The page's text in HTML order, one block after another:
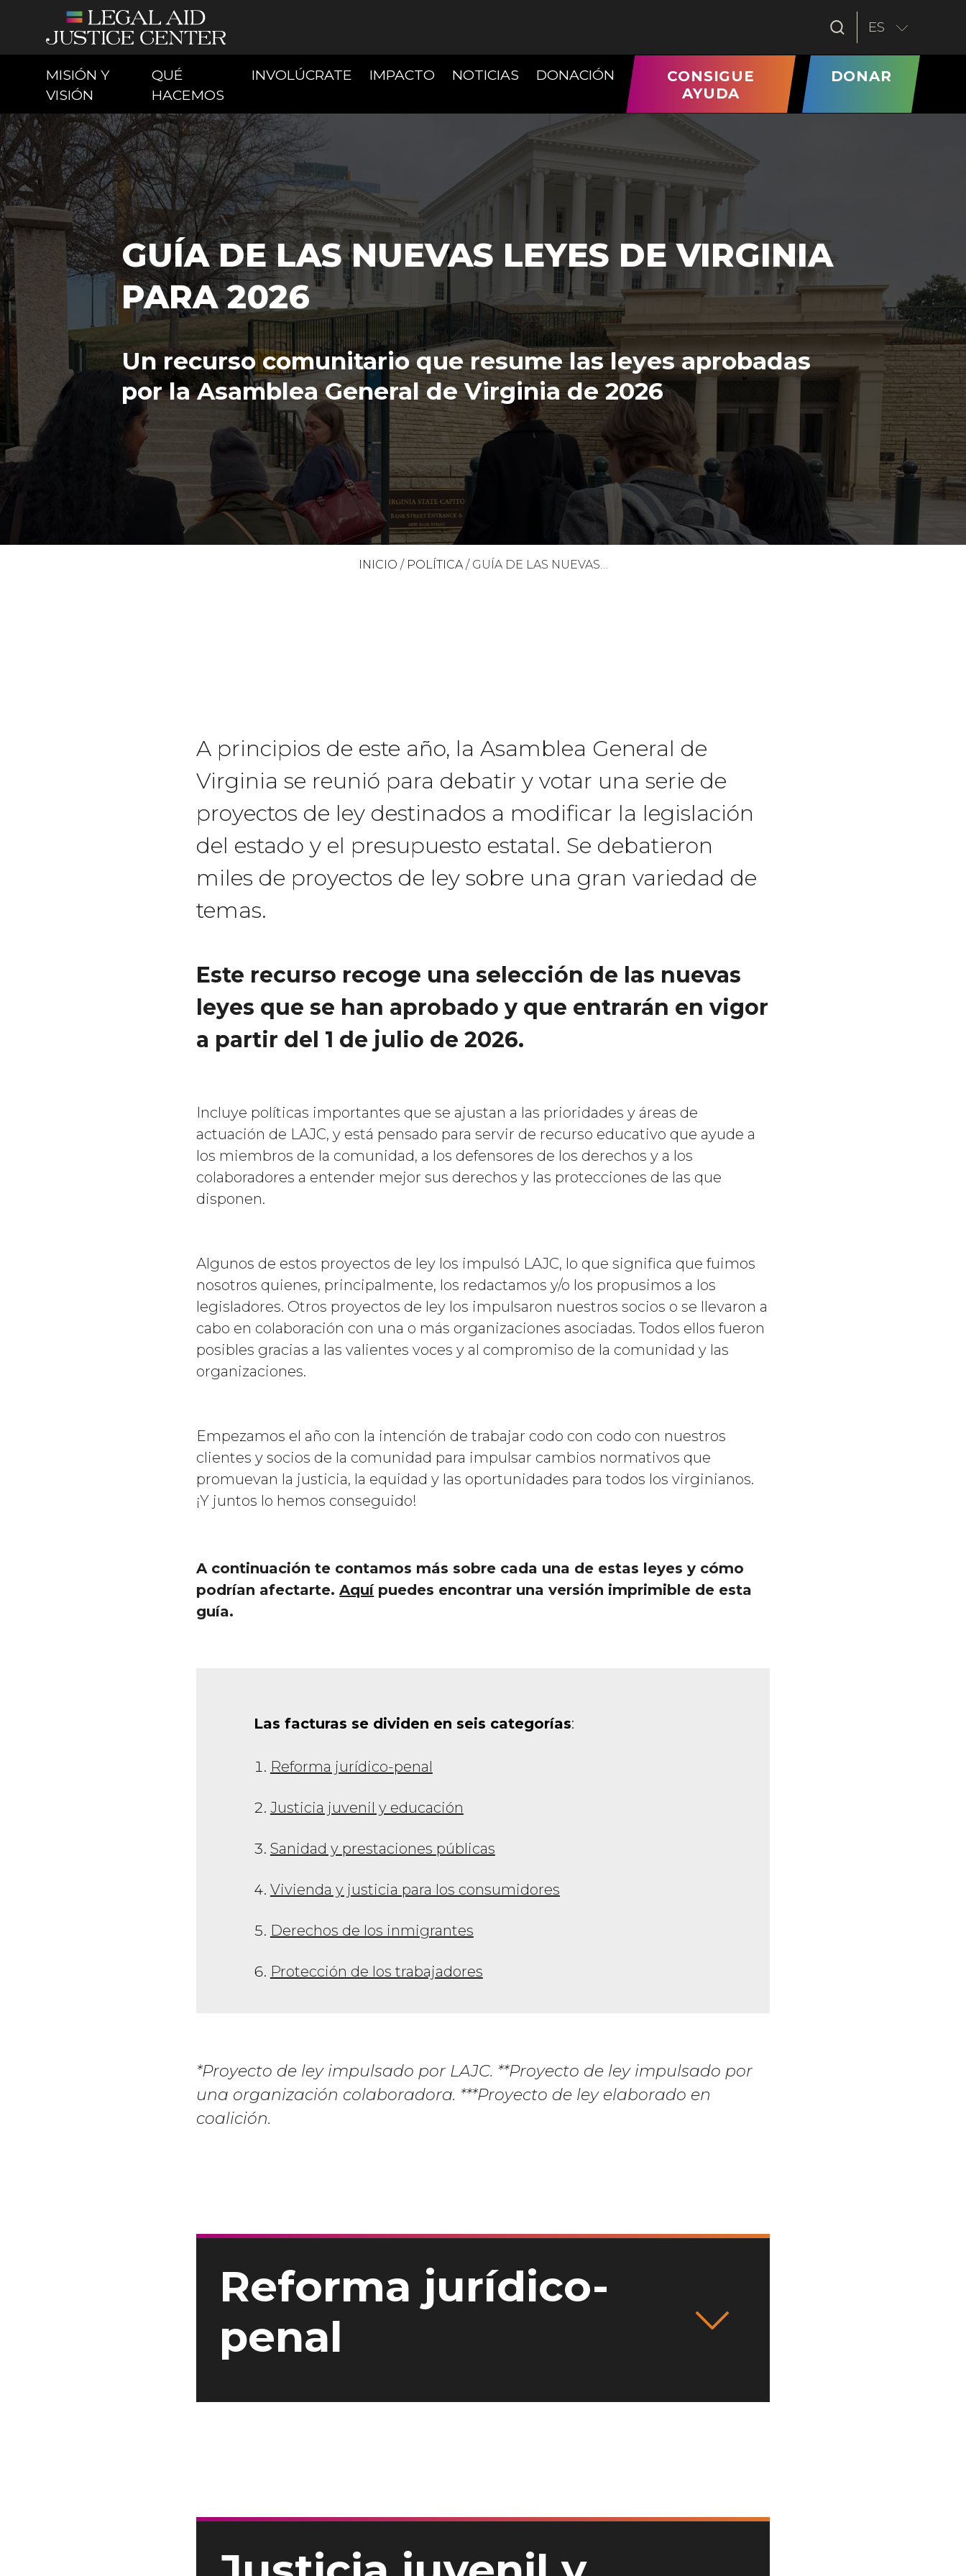
ES
MISIÓN Y
VISIÓN (CURRENT)
QUÉ
HACEMOS(CURRENT)
INVOLÚCRATE (CURRENT)
IMPACTO NOTICIAS DONACIÓN(CURRENT)CONSIGUE
AYUDA
DONAR
GUÍA DE LAS NUEVAS LEYES DE VIRGINIA
PARA 2026
Un recurso comunitario que resume las leyes aprobadas
por la Asamblea General de Virginia de 2026
INICIO / POLÍTICA/ GUÍA DE LAS NUEVAS…
A principios de este año, la Asamblea General de
Virginia se reunió para debatir y votar una serie de
proyectos de ley destinados a modificar la legislación
del estado y el presupuesto estatal. Se debatieron
miles de proyectos de ley sobre una gran variedad de
temas.
Este recurso recoge una selección de las nuevas
leyes que se han aprobado y que entrarán en vigor
a partir del 1 de julio de 2026.
Incluye políticas importantes que se ajustan a las prioridades y áreas de
actuación de LAJC, y está pensado para servir de recurso educativo que ayude a
los miembros de la comunidad, a los defensores de los derechos y a los
colaboradores a entender mejor sus derechos y las protecciones de las que
disponen.
Algunos de estos proyectos de ley los impulsó LAJC, lo que significa que fuimos
nosotros quienes, principalmente, los redactamos y/o los propusimos a los
legisladores. Otros proyectos de ley los impulsaron nuestros socios o se llevaron a
cabo en colaboración con una o más organizaciones asociadas. Todos ellos fueron
posibles gracias a las valientes voces y al compromiso de la comunidad y las
organizaciones.
Empezamos el año con la intención de trabajar codo con codo con nuestros
clientes y socios de la comunidad para impulsar cambios normativos que
promuevan la justicia, la equidad y las oportunidades para todos los virginianos.
¡Y juntos lo hemos conseguido!
A continuación te contamos más sobre cada una de estas leyes y cómo
podrían afectarte.Aquípuedes encontrar una versión imprimible de esta
guía.
Las facturas se dividen en seis categorías:
Reforma jurídico-penal
Justicia juvenil y educación
Sanidad y prestaciones públicas
Vivienda y justicia para los consumidores
Derechos de los inmigrantes
Protección de los trabajadores
*Proyecto de ley impulsado por LAJC. **Proyecto de ley impulsado por
una organización colaboradora. ***Proyecto de ley elaborado en
coalición.
Reforma jurídico-
penal